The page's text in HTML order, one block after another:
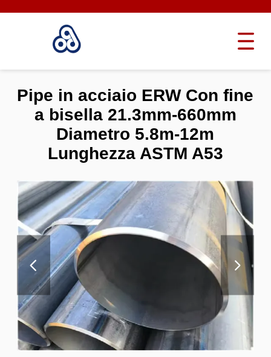
Pipe in acciaio ERW Con fine
a bisella 21.3mm-660mm
Diametro 5.8m-12m
Lunghezza ASTM A53